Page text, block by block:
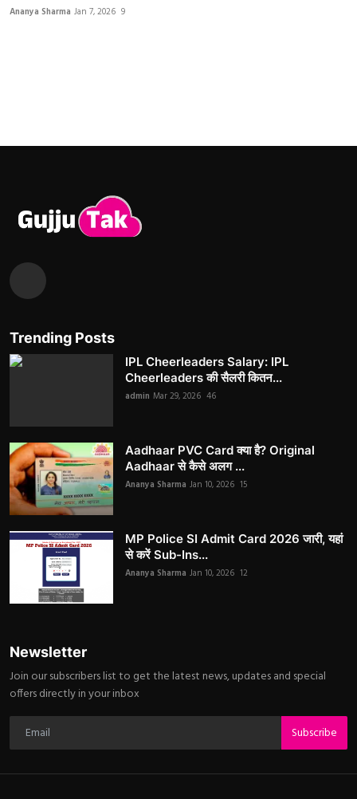
Ananya Sharma Jan 7, 2026 9
Trending Posts
IPL Cheerleaders Salary: IPL
Cheerleaders की सैलरी कितन...
admin Mar 29, 2026 46
Aadhaar PVC Card क्या है? Original
Aadhaar से कैसे अलग ...
Ananya Sharma Jan 10, 2026 15
MP Police SI Admit Card 2026 जारी, यहां
से करें Sub-Ins...
Ananya Sharma Jan 10, 2026 12
Newsletter
Join our subscribers list to get the latest news, updates and special
offers directly in your inbox
Subscribe